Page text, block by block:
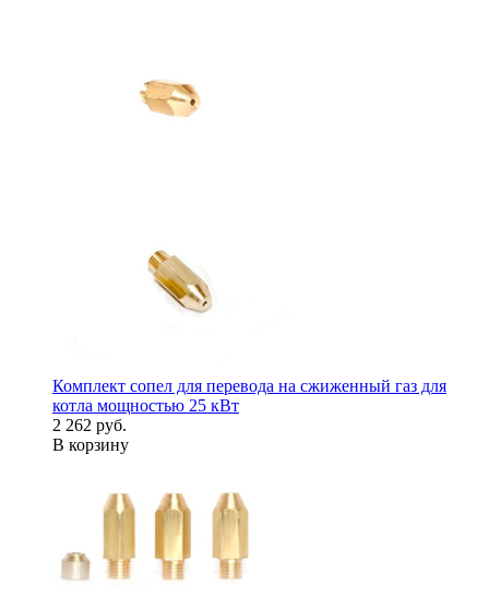
Комплект сопел для перевода на сжиженный газ для
котла мощностью 25 кВт
2 262 руб.
В корзину